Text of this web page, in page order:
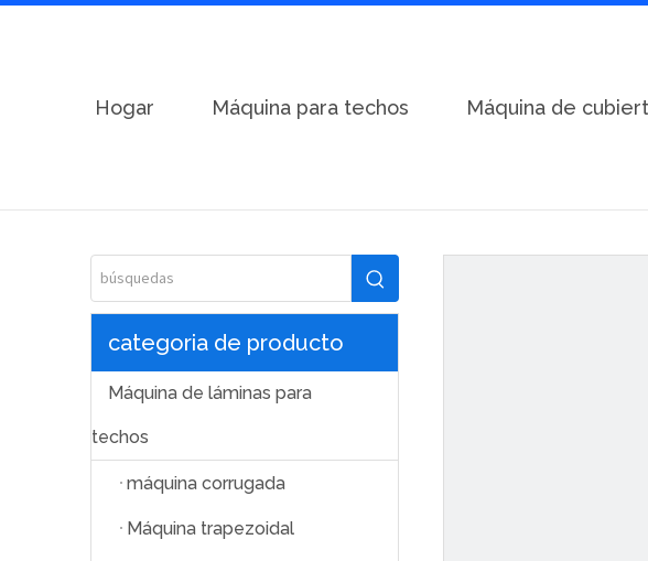
Hogar Máquina para techos Máquina de
Dos
categoria de producto
Máquina de láminas para
techos
máquina corrugada
Máquina trapezoidal